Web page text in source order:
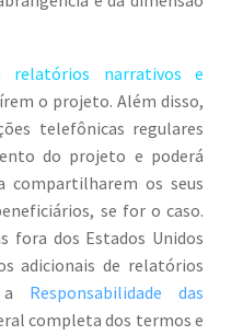
relatórios narrativos e
o projeto. Além disso,
telefônicas regulares
do projeto e poderá
compartilharem os seus
se for o caso.
fora dos Estados Unidos
adicionais de relatórios
a Responsabilidade das
completa dos termos e